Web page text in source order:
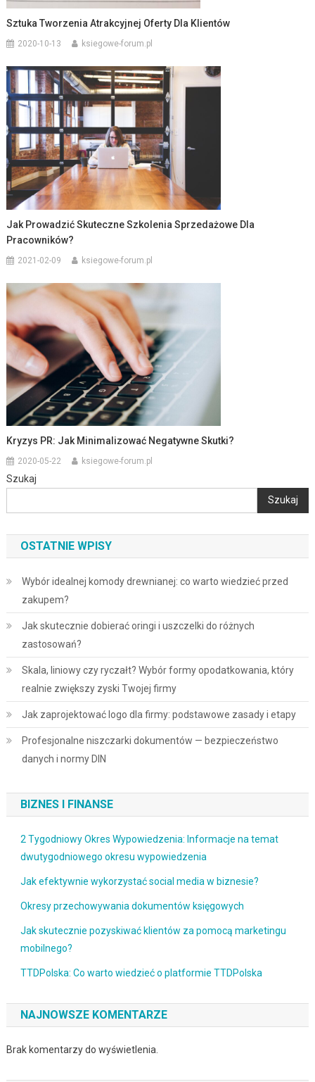
Sztuka Tworzenia Atrakcyjnej Oferty Dla Klientów
2020-10-13 ksiegowe-forum.pl
Jak Prowadzić Skuteczne Szkolenia Sprzedażowe Dla
Pracowników?
2021-02-09 ksiegowe-forum.pl
Kryzys PR: Jak Minimalizować Negatywne Skutki?
2020-05-22 ksiegowe-forum.pl
Szukaj
Szukaj
OSTATNIE WPISY
Wybór idealnej komody drewnianej: co warto wiedzieć przed
zakupem?
Jak skutecznie dobierać oringi i uszczelki do różnych
zastosowań?
Skala, liniowy czy ryczałt? Wybór formy opodatkowania, który
realnie zwiększy zyski Twojej firmy
Jak zaprojektować logo dla firmy: podstawowe zasady i etapy
Profesjonalne niszczarki dokumentów — bezpieczeństwo
danych i normy DIN
BIZNES I FINANSE
2 Tygodniowy Okres Wypowiedzenia: Informacje na temat
dwutygodniowego okresu wypowiedzenia
Jak efektywnie wykorzystać social media w biznesie?
Okresy przechowywania dokumentów księgowych
Jak skutecznie pozyskiwać klientów za pomocą marketingu
mobilnego?
TTDPolska: Co warto wiedzieć o platformie TTDPolska
NAJNOWSZE KOMENTARZE
Brak komentarzy do wyświetlenia.